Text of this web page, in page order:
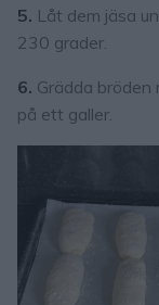
5. Låt dem jäsa
230 grader.
6. Grädda bröden
på ett galler.